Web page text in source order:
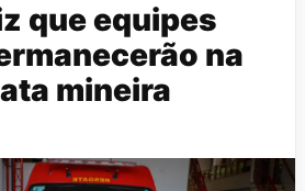
que equipes
na
mineira